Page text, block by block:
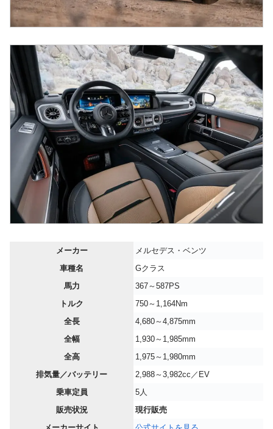
メーカー
メルセデス・ベンツ
車種名
Gクラス
馬力
367～587PS
トルク
750～1,164Nm
全長
4,680～4,875mm
全幅
1,930～1,985mm
全高
1,975～1,980mm
排気量／バッテリー
2,988～3,982cc／EV
乗車定員
5人
販売状況
現行販売